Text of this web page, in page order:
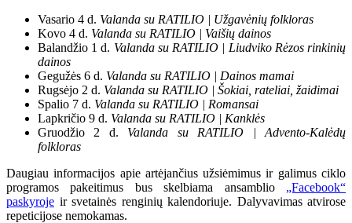
Vasario 4 d. Valanda su RATILIO | Užgavėnių folkloras
Kovo 4 d. Valanda su RATILIO | Vaišių dainos
Balandžio 1 d. Valanda su RATILIO | Liudviko Rėzos rinkinių
dainos
Gegužės 6 d. Valanda su RATILIO | Dainos mamai
Rugsėjo 2 d. Valanda su RATILIO | Šokiai, rateliai, žaidimai
Spalio 7 d. Valanda su RATILIO | Romansai
Lapkričio 9 d. Valanda su RATILIO | Kanklės
Gruodžio 2 d. Valanda su RATILIO | Advento-Kalėdų
folkloras
Daugiau informacijos apie artėjančius užsiėmimus ir galimus ciklo
programos pakeitimus bus skelbiama ansamblio „Facebook“
paskyroje ir svetainės renginių kalendoriuje. Dalyvavimas atvirose
repeticijose nemokamas.